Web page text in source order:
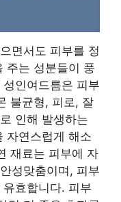
면서도 피부를 정
주는 성분들이 풍
인여드름은 피부
불균형, 피로, 잘
인해 발생하는
자연스럽게 해소
재료는 피부에 자
성맞춤이며, 피부
효합니다. 피부